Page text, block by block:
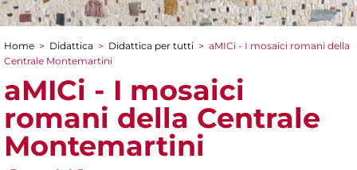
Tu sei qui
Home > Didattica > Didattica per tutti > aMICi - I mosaici romani della
Centrale Montemartini
aMICi - I mosaici
romani della Centrale
Montemartini